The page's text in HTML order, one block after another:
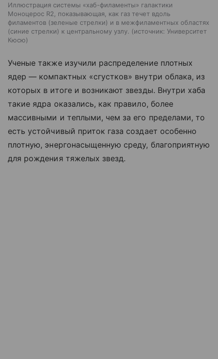
Иллюстрация системы «хаб-филаменты» галактики
Моноцерос R2, показывающая, как газ течет вдоль
филаментов (зеленые стрелки) и в межфиламентных областях
(синие стрелки) к центральному узлу.
источник: Университет
Кюсю
Ученые также изучили распределение плотных
ядер — компактных «сгустков» внутри облака, из
которых в итоге и возникают звезды. Внутри хаба
такие ядра оказались, как правило, более
массивными и теплыми, чем за его пределами, то
есть устойчивый приток газа создает особенно
плотную, энергонасыщенную среду, благоприятную
для рождения тяжелых звезд.